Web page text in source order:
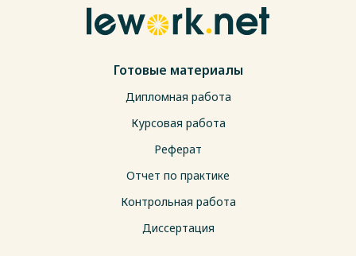
Готовые материалы
Дипломная работа
Курсовая работа
Реферат
Отчет по практике
Контрольная работа
Диссертация